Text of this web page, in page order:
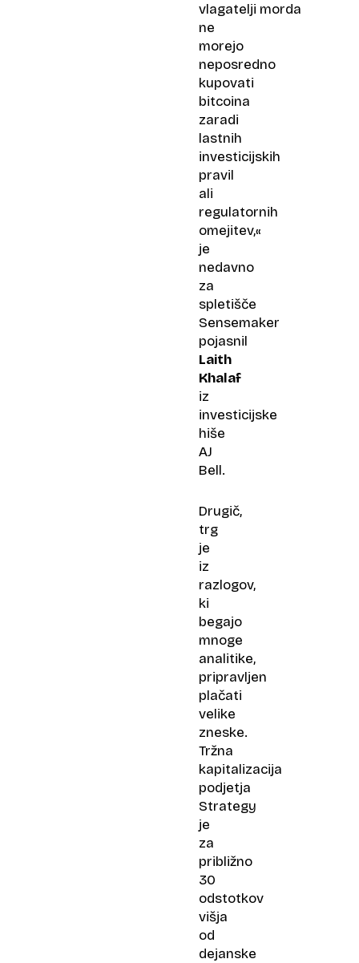
vlagatelji morda
ne
morejo
neposredno
kupovati
bitcoina
zaradi
lastnih
investicijskih
pravil
ali
regulatornih
omejitev,«
je
nedavno
za
spletišče
Sensemaker
pojasnil
Laith
Khalaf
iz
investicijske
hiše
AJ
Bell.
Drugič,
trg
je
iz
razlogov,
ki
begajo
mnoge
analitike,
pripravljen
plačati
velike
zneske.
Tržna
kapitalizacija
podjetja
Strategy
je
za
približno
30
odstotkov
višja
od
dejanske